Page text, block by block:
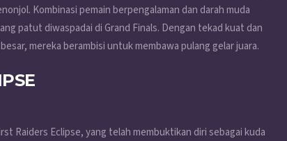
Kombinasi pemain berpengalaman dan darah muda
patut diwaspadai di Grand Finals. Dengan tekad kuat dan
mereka berambisi untuk membawa pulang gelar juara.
Raiders Eclipse, yang telah membuktikan diri sebagai kuda